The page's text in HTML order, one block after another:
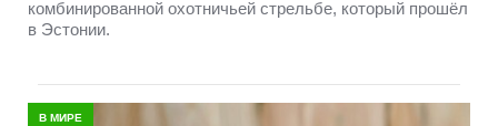
комбинированной охотничьей стрельбе, который прошёл
в Эстонии.
В МИРЕ